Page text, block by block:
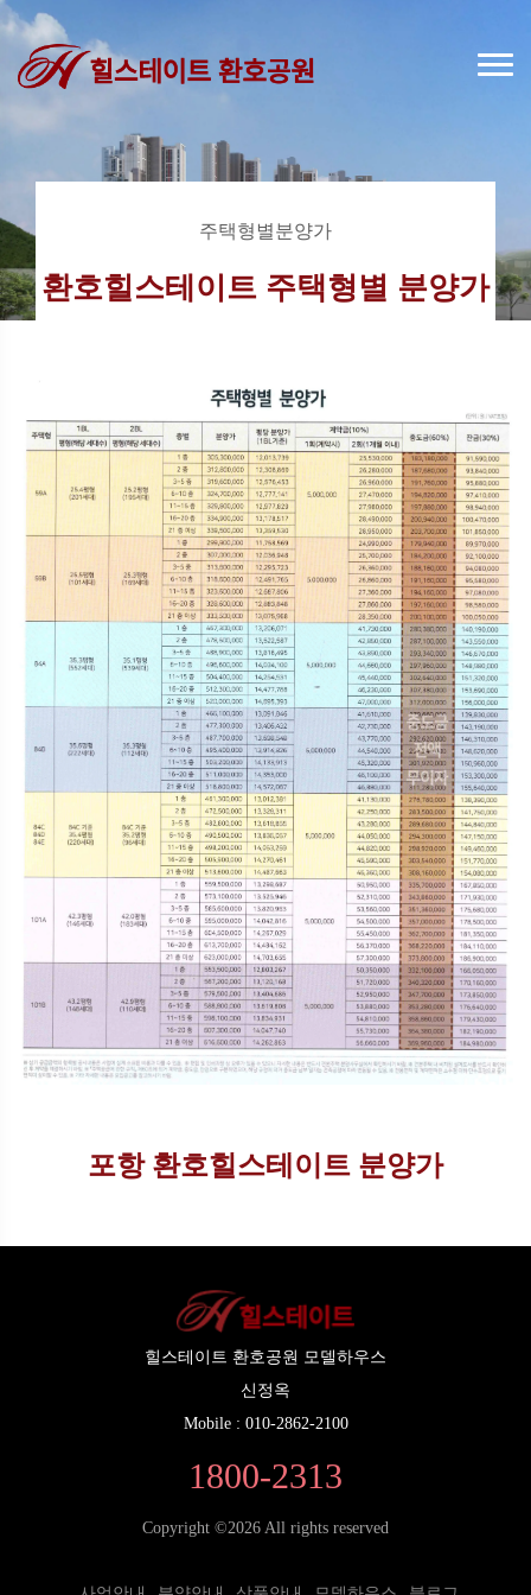
주택형별분양가
환호힐스테이트 주택형별 분양가
포항 환호힐스테이트 분양가
힐스테이트 환호공원 모델하우스
신정옥
Mobile : 010-2862-2100
1800-2313
Copyright ©2026 All rights reserved